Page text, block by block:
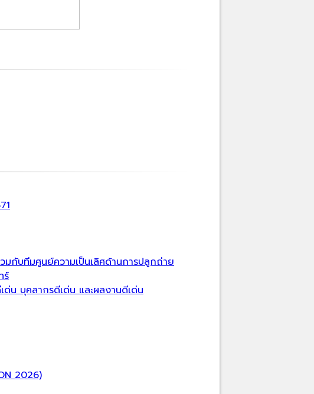
บทีมศูนย์ความเป็นเลิศด้านการปลูกถ่าย
ร์
น บุคลากรดีเด่น และผลงานดีเด่น
2026)